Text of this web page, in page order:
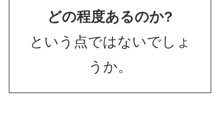
どの程度あるのか?
という点ではないでしょ
うか。